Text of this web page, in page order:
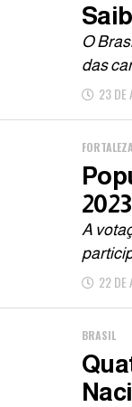
O
das
23 DE
FORTALEZA
A
22 DE
BRASIL